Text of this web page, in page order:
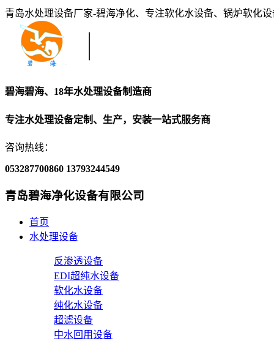
青岛水处理设备厂家-碧海净化、专注软化水设备、锅炉软化
碧海碧海、18年水处理设备制造商
专注水处理设备定制、生产，安装一站式服务商
咨询热线：
053287700860 13793244549
青岛碧海净化设备有限公司
首页
水处理设备
反渗透设备
EDI超纯水设备
软化水设备
纯化水设备
超滤设备
中水回用设备